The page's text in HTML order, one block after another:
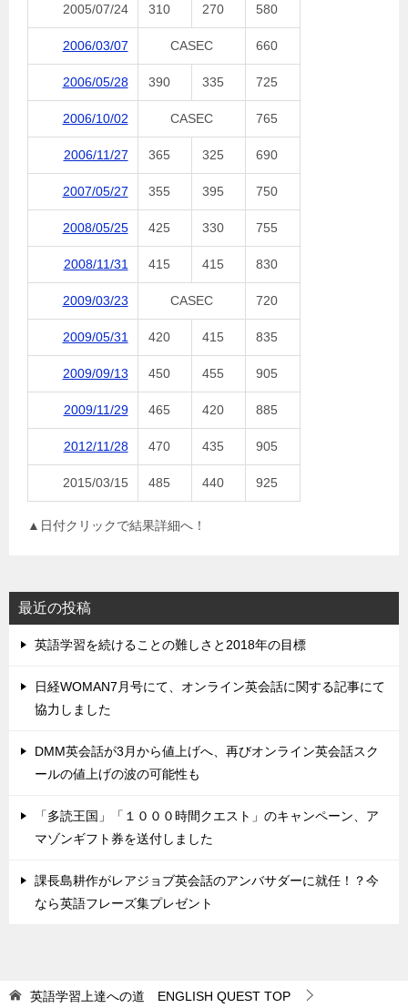
2005/07/24 310 270 580
2006/03/07 CASEC 660
2006/05/28 390 335 725
2006/10/02 CASEC 765
2006/11/27 365 325 690
2007/05/27 355 395 750
2008/05/25 425 330 755
2008/11/31 415 415 830
2009/03/23 CASEC 720
2009/05/31 420 415 835
2009/09/13 450 455 905
2009/11/29 465 420 885
2012/11/28 470 435 905
2015/03/15 485 440 925
▲日付クリックで結果詳細へ！
最近の投稿
英語学習を続けることの難しさと2018年の目標
日経WOMAN7月号にて、オンライン英会話に関する記事にて
協力しました
DMM英会話が3月から値上げへ、再びオンライン英会話スク
ールの値上げの波の可能性も
「多読王国」「１０００時間クエスト」のキャンペーン、ア
マゾンギフト券を送付しました
課長島耕作がレアジョブ英会話のアンバサダーに就任！？今
なら英語フレーズ集プレゼント
英語学習上達への道 ENGLISH QUEST TOP